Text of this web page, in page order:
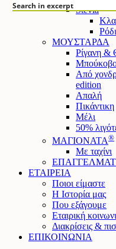
Search in excerpt Stevia
Ρόδι
ΜΟΥΣΤΑΡΔΑ
Ρίγανη &
Από
edition
Απαλή
Πικάντικη
Μέλι
50%
ΜΑΓΙΟΝΑΤΑ®
Mε ταχίνι
ΕΤΑΙΡΕΙΑ
Ποιοι είμαστε
Η Ιστορία μας
Που εξάγουμε
Εταιρική
Διακρίσεις &
ΕΠΙΚΟΙΝΩΝΙΑ